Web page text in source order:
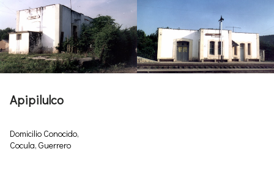
Apipilulco
Domicilio Conocido,
Cocula, Guerrero